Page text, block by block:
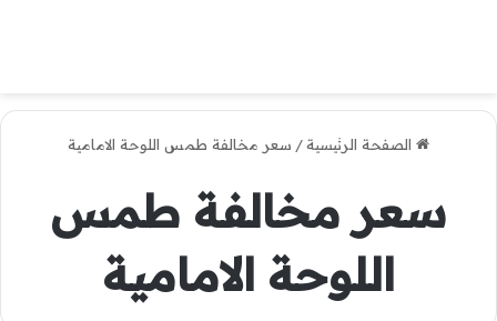
الصفحة الرئيسية/ سعر مخالفة طمس اللوحة الامامية
سعر مخالفة طمس
اللوحة الامامية